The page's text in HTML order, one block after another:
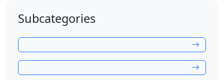
Subcategories